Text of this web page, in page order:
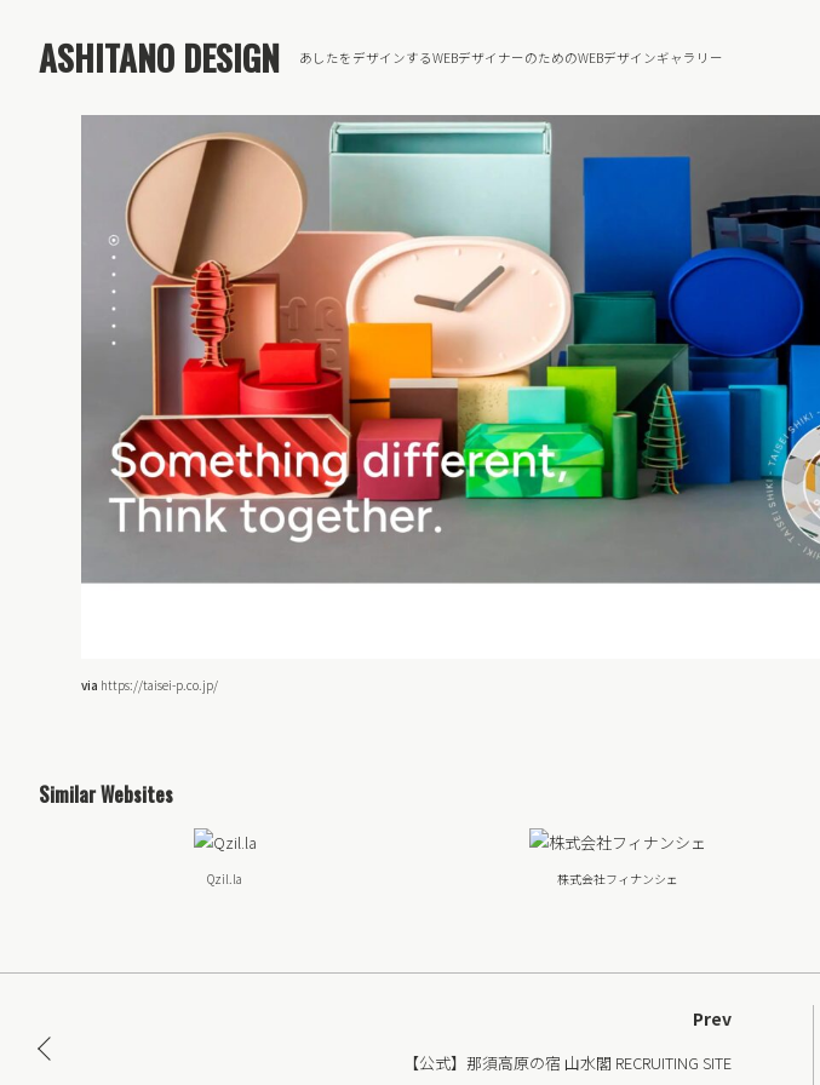
ASHITANO DESIGN あしたをデザインするWEBデザイナーのためのWEBデザインギャラリー
via https://taisei-p.co.jp/
Similar Websites
Qzil.la 株式会社フィナンシェ
Prev
【公式】那須高原の宿 山水閣 RECRUITING SITE